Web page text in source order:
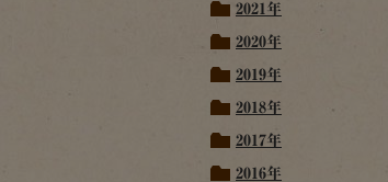
2021年
2020年
2019年
2018年
2017年
2016年